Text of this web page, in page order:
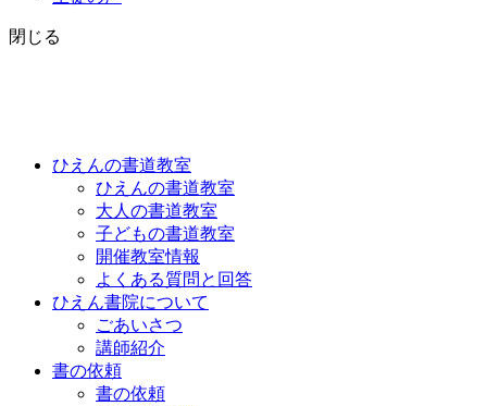
閉じる
ひえんの書道教室
ひえんの書道教室
大人の書道教室
子どもの書道教室
開催教室情報
よくある質問と回答
ひえん書院について
ごあいさつ
講師紹介
書の依頼
書の依頼